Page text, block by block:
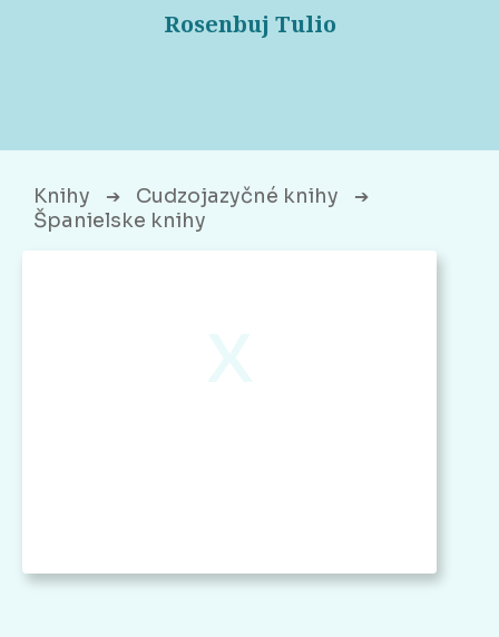
Rosenbuj Tulio
Knihy ➔ Cudzojazyčné knihy ➔
Španielske knihy